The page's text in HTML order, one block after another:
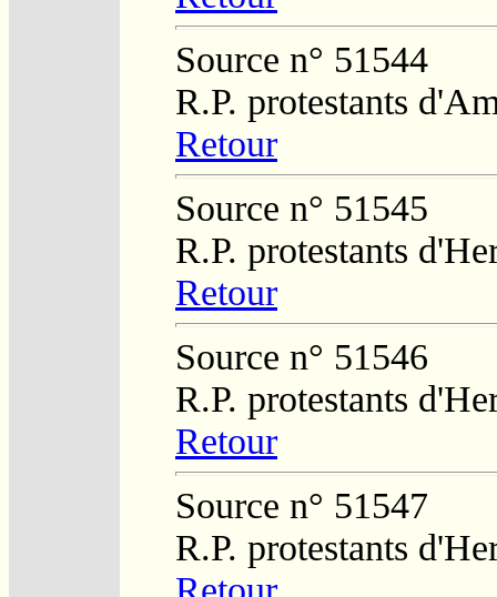
Source n° 51544
R.P. protestants
Retour
Source n° 51545
R.P. protestants
Retour
Source n° 51546
R.P. protestants
Retour
Source n° 51547
R.P. protestants